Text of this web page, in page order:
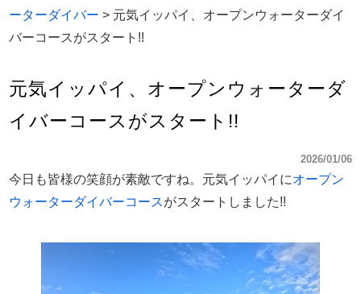
ーターダイバー > 元気イッパイ、オープンウォーターダイ
バーコースがスタート!!
元気イッパイ、オープンウォーターダ
イバーコースがスタート!!
2026/01/06
今日も皆様の笑顔が素敵ですね。元気イッパイにオープン
ウォーターダイバーコースがスタートしました!!